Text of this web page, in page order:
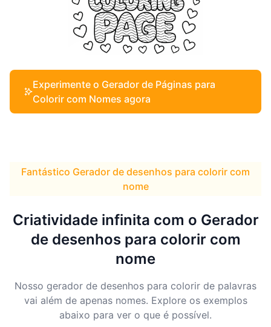
Experimente o Gerador de Páginas para
Colorir com Nomes agora
Fantástico Gerador de desenhos para colorir com
nome
Criatividade infinita com o Gerador
de desenhos para colorir com
nome
Nosso gerador de desenhos para colorir de palavras
vai além de apenas nomes. Explore os exemplos
abaixo para ver o que é possível.